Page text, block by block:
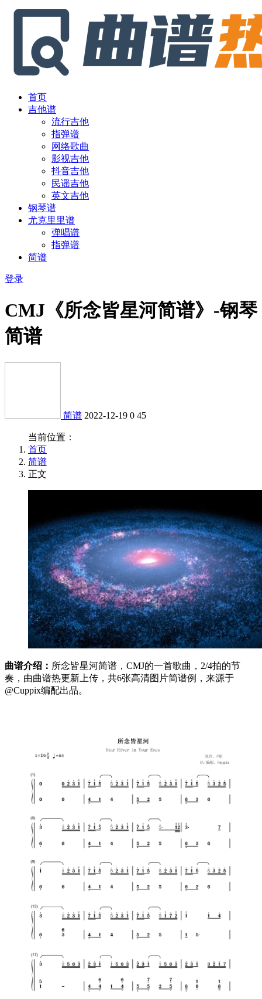
首页
吉他谱
流行吉他
指弹谱
网络歌曲
影视吉他
抖音吉他
民谣吉他
英文吉他
钢琴谱
尤克里里谱
弹唱谱
指弹谱
简谱
登录
CMJ《所念皆星河简谱》-钢琴
简谱
简谱 2022-12-19 0 45
当前位置：
首页
简谱
正文
曲谱介绍： 所念皆星河简谱，CMJ的一首歌曲，2/4拍的节
奏，由曲谱热更新上传，共6张高清图片简谱例，来源于
@Cuppix编配出品。